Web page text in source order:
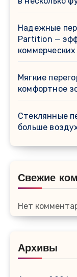
Надежные
Partition —
Мягкие
комфортное
Стеклянные
больше
Свежие
Нет
Архивы